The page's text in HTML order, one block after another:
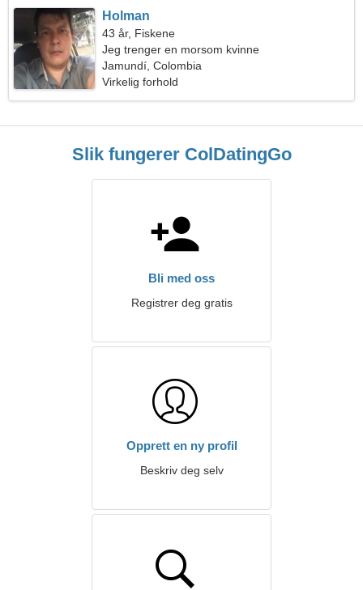
Holman
43 år, Fiskene
Jeg trenger en morsom kvinne
Jamundí, Colombia
Virkelig forhold
Slik fungerer ColDatingGo
Bli med oss
Registrer deg gratis
Opprett en ny profil
Beskriv deg selv